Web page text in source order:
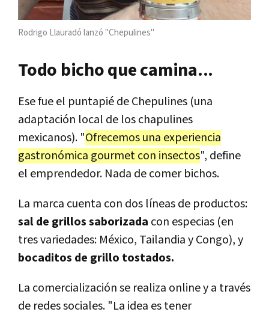
Rodrigo Llauradó lanzó "Chepulines"
Todo bicho que camina...
Ese fue el puntapié de Chepulines (una
adaptación local de los chapulines
mexicanos). "Ofrecemos una experiencia
gastronómica gourmet con insectos", define
el emprendedor. Nada de comer bichos.
La marca cuenta con dos líneas de productos:
sal de grillos saborizada con especias (en
tres variedades: México, Tailandia y Congo), y
bocaditos de grillo tostados.
La comercialización se realiza online y a través
de redes sociales. "La idea es tener